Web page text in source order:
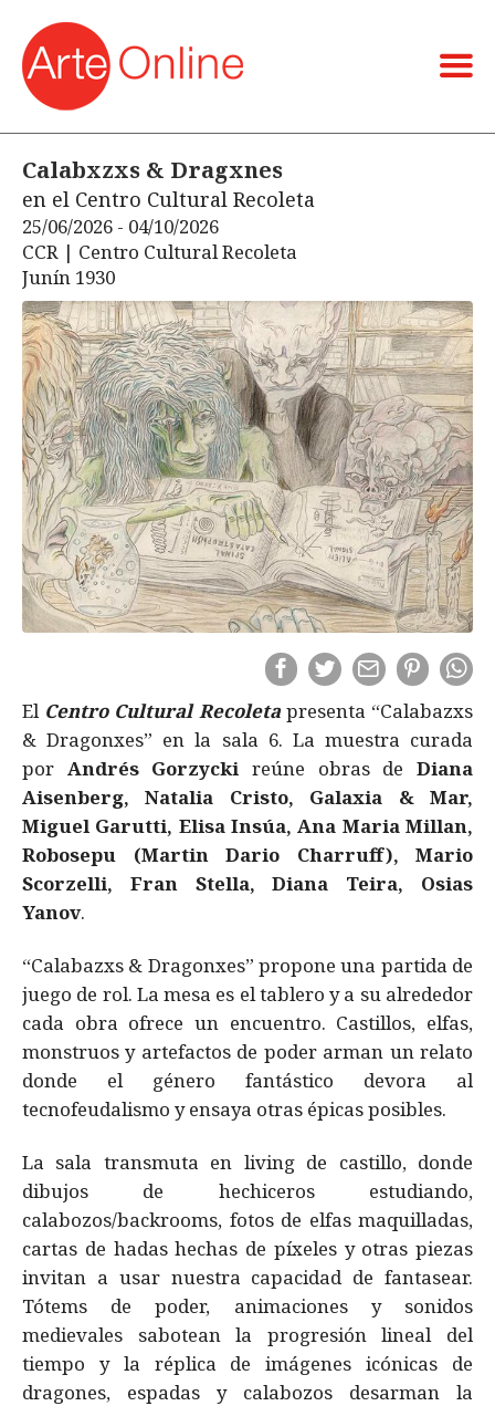
Calabxzxs & Dragxnes
en el Centro Cultural Recoleta
25/06/2026 - 04/10/2026
CCR | Centro Cultural Recoleta
Junín 1930
El Centro Cultural Recoletapresenta “Calabazxs
& Dragonxes” en la sala 6. La muestra curada
por Andrés Gorzycki reúne obras de Diana
Aisenberg, Natalia Cristo, Galaxia & Mar,
Miguel Garutti, Elisa Insúa, Ana Maria Millan,
Robosepu (Martin Dario Charruff), Mario
Scorzelli, Fran Stella, Diana Teira, Osias
Yanov.
“Calabazxs & Dragonxes” propone una partida de
juego de rol. La mesa es el tablero y a su alrededor
cada obra ofrece un encuentro. Castillos, elfas,
monstruos y artefactos de poder arman un relato
donde el género fantástico devora al
tecnofeudalismo y ensaya otras épicas posibles.
La sala transmuta en living de castillo, donde
dibujos de hechiceros estudiando,
calabozos/backrooms, fotos de elfas maquilladas,
cartas de hadas hechas de píxeles y otras piezas
invitan a usar nuestra capacidad de fantasear.
Tótems de poder, animaciones y sonidos
medievales sabotean la progresión lineal del
tiempo y la réplica de imágenes icónicas de
dragones, espadas y calabozos desarman la